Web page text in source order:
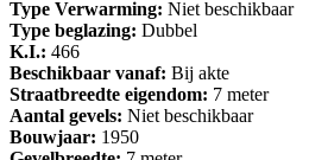
Type Verwarming: Niet beschikbaar
Type beglazing: Dubbel
K.I.: 466
Beschikbaar vanaf: Bij akte
Straatbreedte eigendom: 7 meter
Aantal gevels: Niet beschikbaar
Bouwjaar: 1950